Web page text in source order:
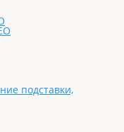
подставки,